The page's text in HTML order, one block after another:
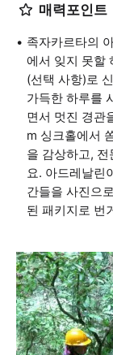
매력포인트
족자카르타의
에서 잊지 못할
(선택 사항)로
가득한 하루를
면서 멋진 경관
m 싱크홀에서
을 감상하고,
요. 아드레날린
간들을 사진으
된 패키지로 번